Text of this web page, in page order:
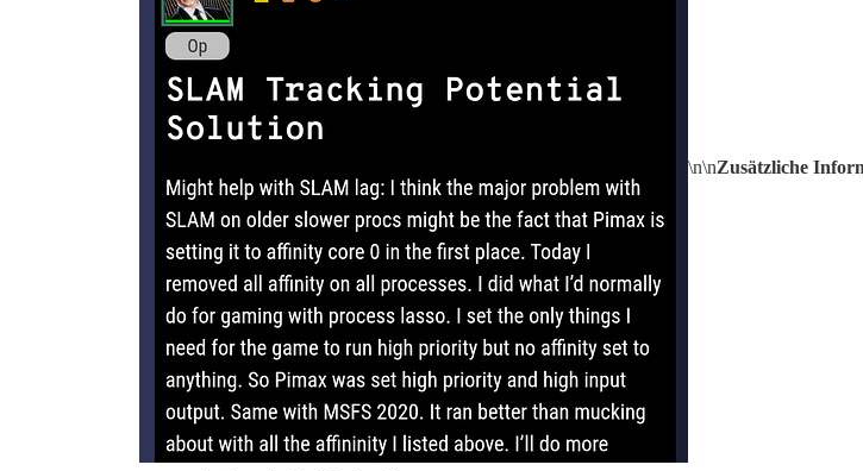
\n\nZusätzliche